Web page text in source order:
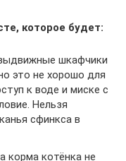
которое будет:
шкафчики
это не хорошо для
к воде и миске с
Нельзя
сфинкса в
корма котёнка не